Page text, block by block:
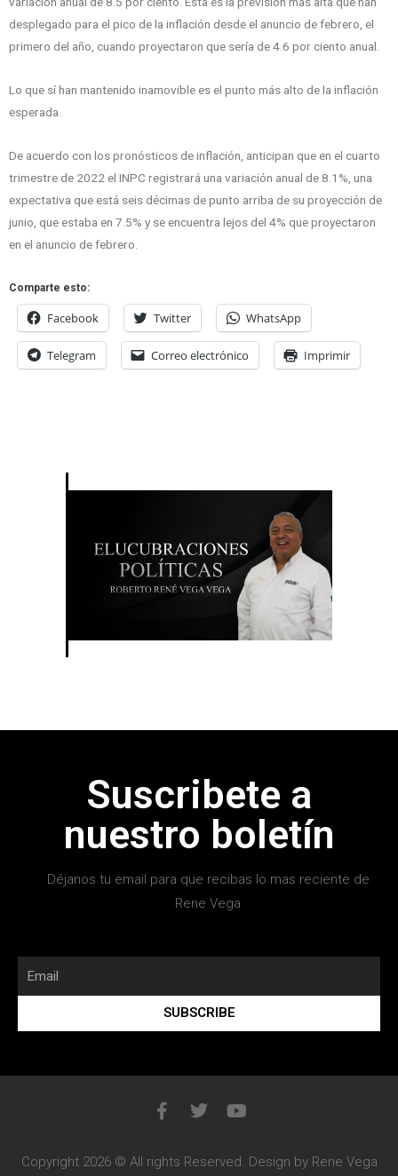
desplegado para el pico de la inflación desde el anuncio de febrero, el
primero del año, cuando proyectaron que sería de 4.6 por ciento anual.
Lo que sí han mantenido inamovible es el punto más alto de la inflación
esperada.
De acuerdo con los pronósticos de inflación, anticipan que en el cuarto
trimestre de 2022 el INPC registrará una variación anual de 8.1%, una
expectativa que está seis décimas de punto arriba de su proyección de
junio, que estaba en 7.5% y se encuentra lejos del 4% que proyectaron
en el anuncio de febrero.
Comparte esto:
Facebook Twitter WhatsApp
Telegram Correo electrónico Imprimir
Suscribete a
nuestro boletín
Déjanos tu email para que recibas lo mas reciente de
Rene Vega
SUBSCRIBE
Copyright 2026 © All rights Reserved. Design by Rene Vega